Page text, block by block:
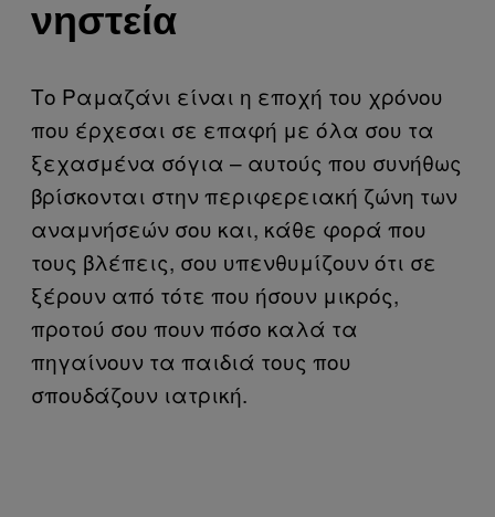
νηστεία
Το Ραμαζάνι είναι η εποχή του χρόνου
που έρχεσαι σε επαφή με όλα σου τα
ξεχασμένα σόγια – αυτούς που συνήθως
βρίσκονται στην περιφερειακή ζώνη των
αναμνήσεών σου και, κάθε φορά που
τους βλέπεις, σου υπενθυμίζουν ότι σε
ξέρουν από τότε που ήσουν μικρός,
προτού σου πουν πόσο καλά τα
πηγαίνουν τα παιδιά τους που
σπουδάζουν ιατρική.